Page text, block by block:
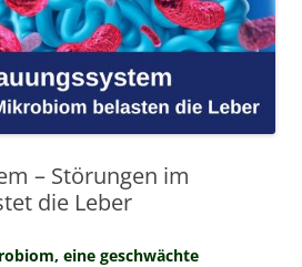
– Störungen im
die Leber
eine geschwächte